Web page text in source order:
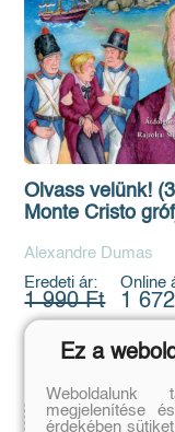
Olvass velünk!
Monte Cristo
Alexandre Dumas
Eredeti ár:
1 990 Ft
Online
1
Kosárba
Ez a
Weboldalunk
megjelenítése
érdekében